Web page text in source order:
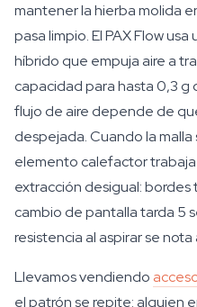
mantener la hierba molida
pasa limpio. El PAX Flow
híbrido que empuja aire a
capacidad para hasta 0,3 g
flujo de aire depende de
despejada. Cuando la
elemento calefactor trabaja
extracción desigual:
cambio de pantalla tarda 5
resistencia al aspirar se nota
Llevamos vendiendo
el patrón se repite: alguien